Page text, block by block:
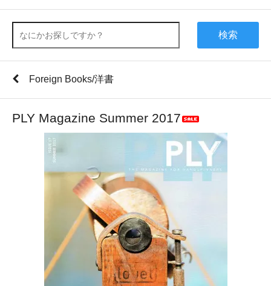
検索
Foreign Books/洋書
PLY Magazine Summer 2017